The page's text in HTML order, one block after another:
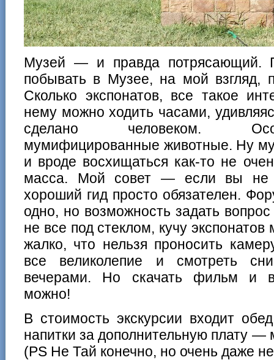
Музей — и правда потрясающий.
побывать в Музее, на мой взгляд,
Сколько экспонатов, все такое
нему можно ходить часами,
сделано человеком.
мумифицированные животные. Ну
и вроде восхищаться как-то не
масса. Мой совет — если вы не
хороший гид просто обязателен.
одно, но возможность задать
не все под стеклом, кучу
жалко, что нельзя проносить
все великолепие и смотреть
вечерами. Но скачать фильм и
можно!
В стоимость экскурсии входит
напитки за дополнительную плату
(PS Не Тай конечно, но очень даже